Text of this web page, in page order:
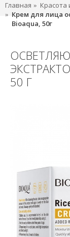
Главная Красота
Крем для лица
Bioaqua, 50г
50 Г